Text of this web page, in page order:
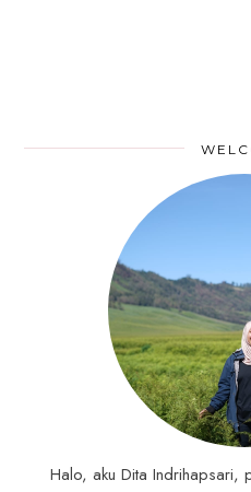
Halo, aku Dita Indrihapsari,